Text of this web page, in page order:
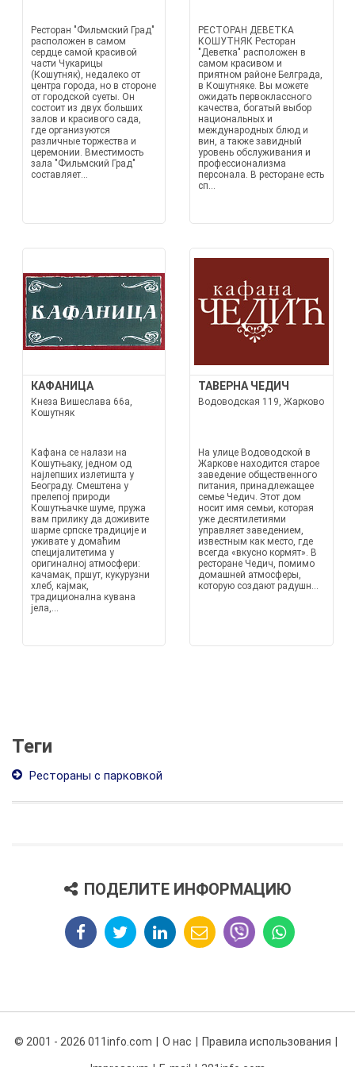
Ресторан "Фильмский Град"
расположен в самом
сердце самой красивой
части Чукарицы
(Кошутняк), недалеко от
центра города, но в стороне
от городской суеты. Он
состоит из двух больших
залов и красивого сада,
где организуются
различные торжества и
церемонии. Вместимость
зала "Фильмский Град"
составляет...
РЕСТОРАН ДЕВЕТКА
КОШУТНЯК Ресторан
"Деветка" расположен в
самом красивом и
приятном районе Белграда,
в Кошутняке. Вы можете
ожидать первоклассного
качества, богатый выбор
национальных и
международных блюд и
вин, а также завидный
уровень обслуживания и
профессионализма
персонала. В ресторане есть
сп...
КАФАНИЦА
Кнеза Вишеслава 66а,
Кошутняк
Кафана се налази на
Кошутњаку, једном од
најлепших излетишта у
Београду. Смештена у
прелепој природи
Кошутњачке шуме, пружа
вам прилику да доживите
шарме српске традиције и
уживате у домаћим
специјалитетима у
оригиналној атмосфери:
качамак, пршут, кукурузни
хлеб, кајмак,
традиционална кувана
јела,...
ТАВЕРНА ЧЕДИЧ
Водоводская 119, Жарково
На улице Водоводской в
Жаркове находится старое
заведение общественного
питания, принадлежащее
семье Чедич. Этот дом
носит имя семьи, которая
уже десятилетиями
управляет заведением,
известным как место, где
всегда «вкусно кормят». В
ресторане Чедич, помимо
домашней атмосферы,
которую создают радушн...
Теги
Рестораны с парковкой
ПОДЕЛИТЕ ИНФОРМАЦИЮ
© 2001 - 2026 011info.com О нас Правила использования